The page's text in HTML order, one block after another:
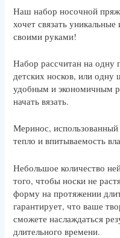
Наш набор носочной
хочет связать
своими руками!
Набор рассчитан на одну
детских носков, или одну
удобным и экономичным
начать вязать.
Меринос,
тепло и впитываемость
Небольшое количество
того, чтобы носки не
форму на протяжении
гарантирует, что ваше
сможете наслаждаться
длительного времени.